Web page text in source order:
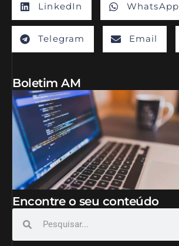
LinkedIn WhatsApp
Telegram Email
Boletim AM
Encontre o seu conteúdo